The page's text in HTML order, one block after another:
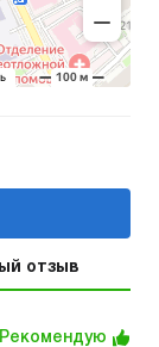
отзыв
Рекомендую